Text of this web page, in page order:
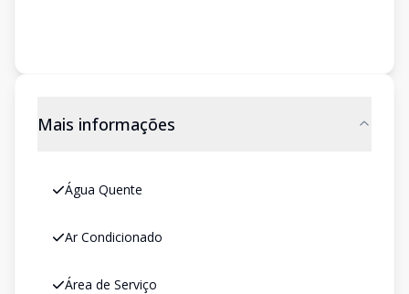
Mais informações
Água Quente
Ar Condicionado
Área de Serviço